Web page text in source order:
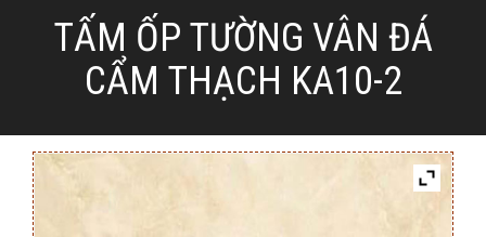
TẤM ỐP TƯỜNG VÂN ĐÁ
CẨM THẠCH KA10-2